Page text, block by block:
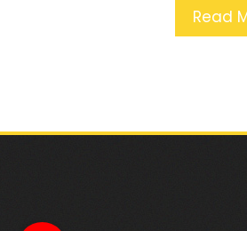
Read